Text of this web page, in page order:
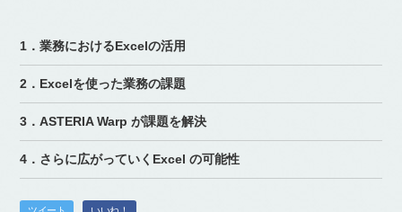
1．業務におけるExcelの活用
2．Excelを使った業務の課題
3．ASTERIA Warp が課題を解決
4．さらに広がっていくExcel の可能性